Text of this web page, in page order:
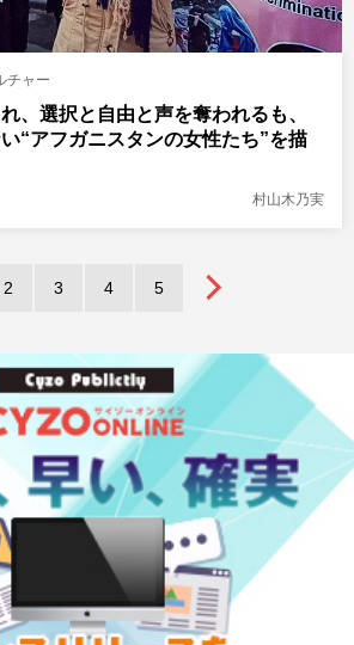
チャー
、選択と自由と声を奪われるも、
“アフガニスタンの女性たち”を描
村山木乃実
2 3 4 5